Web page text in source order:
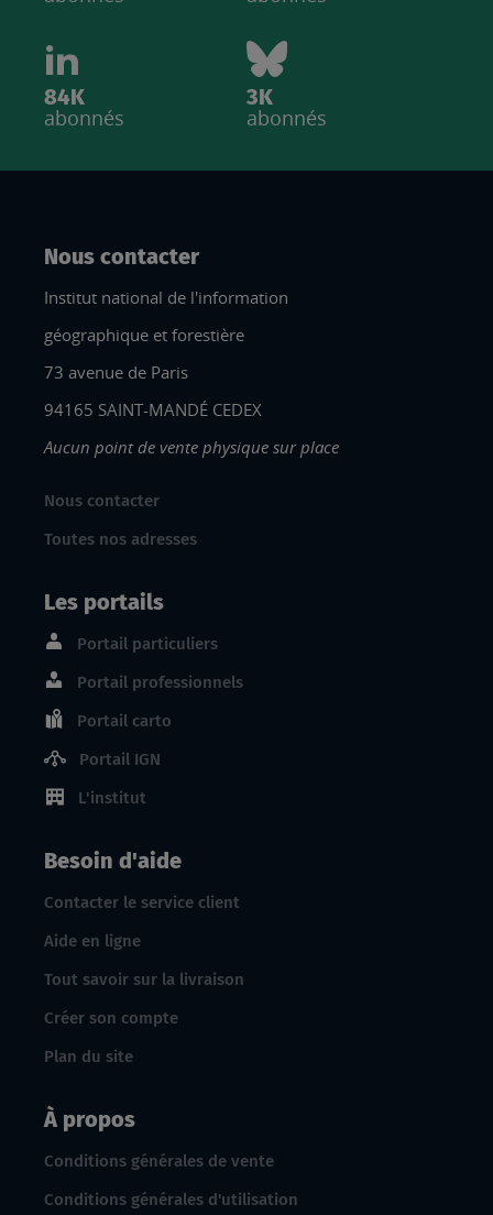
84K
abonnés
3K
abonnés
Nous contacter
Institut national de l'information
géographique et forestière
73 avenue de Paris
94165 SAINT-MANDÉ CEDEX
Aucun point de vente physique sur place
Nous contacter
Toutes nos adresses
Les portails
Portail particuliers
Portail professionnels
Portail carto
Portail IGN
L'institut
Besoin d'aide
Contacter le service client
Aide en ligne
Tout savoir sur la livraison
Créer son compte
Plan du site
À propos
Conditions générales de vente
Conditions générales d'utilisation